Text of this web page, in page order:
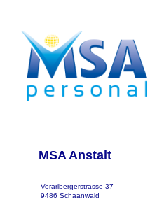
MSA Anstalt
Vorarlbergerstrasse 37
9486 Schaanwald